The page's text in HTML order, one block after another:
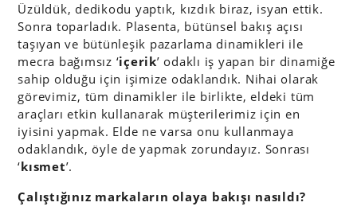
Üzüldük, dedikodu yaptık, kızdık biraz, isyan ettik.
Sonra toparladık. Plasenta, bütünsel bakış açısı
taşıyan ve bütünleşik pazarlama dinamikleri ile
mecra bağımsız ‘içerik’ odaklı iş yapan bir dinamiğe
sahip olduğu için işimize odaklandık. Nihai olarak
görevimiz, tüm dinamikler ile birlikte, eldeki tüm
araçları etkin kullanarak müşterilerimiz için en
iyisini yapmak. Elde ne varsa onu kullanmaya
odaklandık, öyle de yapmak zorundayız. Sonrası
‘kısmet’.
Çalıştığınız markaların olaya bakışı nasıldı?